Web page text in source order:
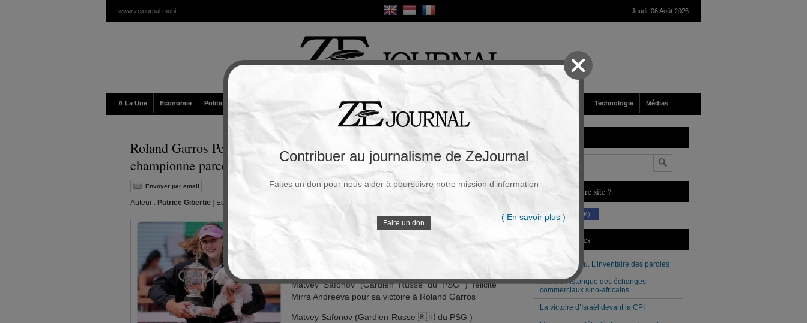
www.zejournal.mobi Jeudi, 06 Août 2026
A La Une Economie Politique / Géopolitique Religion Sport France / Europe Société Technologie Médias
Roland Garros Petite mesquinerie macronienne contre une jeune
championne parce qu’elle est Russe
Envoyer par email Souscrire à la newsletter
Auteur : Patrice Gibertie Editeur :
La russe Mirra Andreeva devient la championne du
tournoi de tennis de Roland-Garros – mais le drapeau
russe est interdit.
Matvey Safonov (Gardien Russe du PSG ) félicite
Mirra Andreeva pour sa victoire à Roland Garros
Matvey Safonov (Gardien Russe 🇷🇺 du PSG )
Vous aimez notre site ?
(230 K)
Derniers Articles
Xavier Moreau. L’inventaire des paroles
Record historique des échanges
commerciaux sino-africains
La victoire d’Israël devant la CPI
Contribuer au journalisme de ZeJournal
Faites un don pour nous aider à poursuivre notre mission d’information
Faire un don
( En savoir plus )